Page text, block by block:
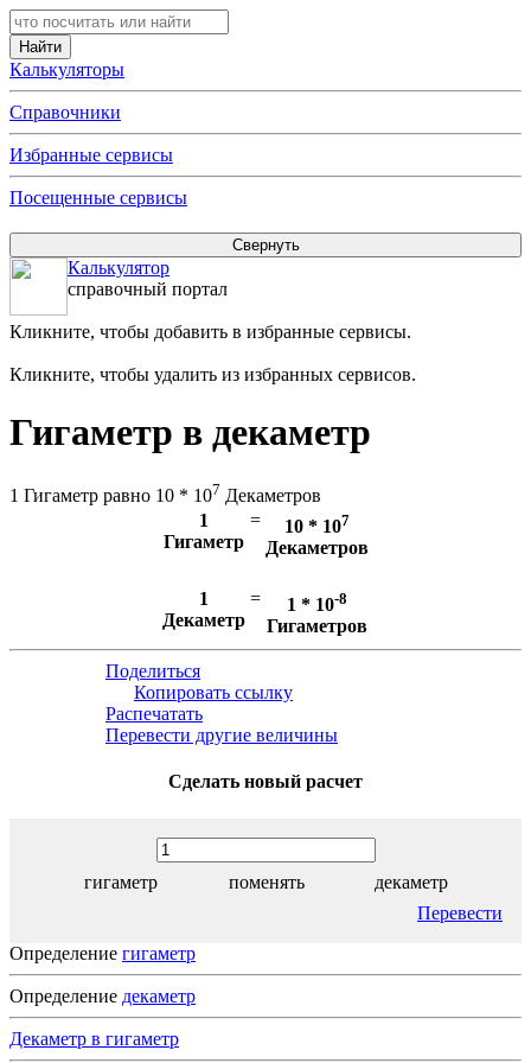
Калькуляторы
Справочники
Избранные сервисы
Посещенные сервисы
Калькулятор
справочный портал
Кликните, чтобы добавить в избранные сервисы.
Кликните, чтобы удалить из избранных сервисов.
Гигаметр в декаметр
1 Гигаметр равно 10 * 107 Декаметров
1
Гигаметр
= 10 * 107
Декаметров
1
Декаметр
= 1 * 10-8
Гигаметров
Поделиться
Копировать ссылку
Распечатать
Перевести другие величины
Сделать новый расчет
гигаметр поменять
декаметр
Перевести
Определение гигаметр
Определение декаметр
Декаметр в гигаметр